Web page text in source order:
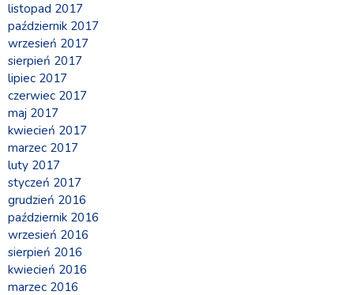
listopad 2017
październik 2017
wrzesień 2017
sierpień 2017
lipiec 2017
czerwiec 2017
maj 2017
kwiecień 2017
marzec 2017
luty 2017
styczeń 2017
grudzień 2016
październik 2016
wrzesień 2016
sierpień 2016
kwiecień 2016
marzec 2016